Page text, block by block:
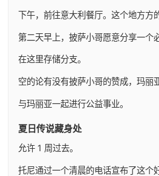
下午，前往意大利餐厅。这个地方方
第二天早上，披萨小哥愿意分享一个
在这里存储分支。
空的论有没有披萨小哥的赞成，玛丽
与玛丽亚一起进行公益事业。
夏日传说藏身处
允许 1 周过去。
托尼通过一个清晨的电话宣布了这个